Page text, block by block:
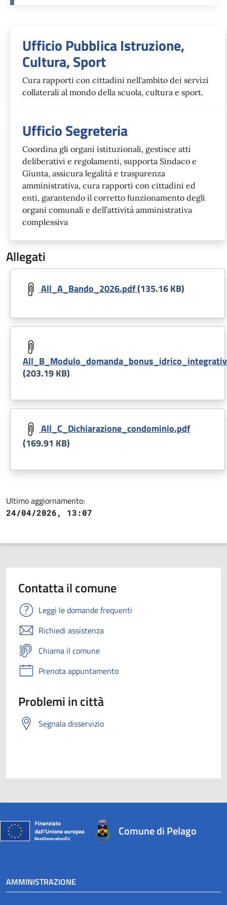
Unità organizzativa
Ufficio Pubblica Istruzione,
Cultura, Sport
Cura rapporti con cittadini nell'ambito dei servizi
collaterali al mondo della scuola, cultura e sport.
Ufficio Segreteria
Coordina gli organi istituzionali, gestisce atti
deliberativi e regolamenti, supporta Sindaco e
Giunta, assicura legalità e trasparenza
amministrativa, cura rapporti con cittadini ed
enti, garantendo il corretto funzionamento degli
organi comunali e dell’attività amministrativa
complessiva
Allegati
Document
All_A_Bando_2026.pdf(135.16 KB)
Document
(203.19 KB)
Document
All_C_Dichiarazione_condominio.pdf
(169.91 KB)
Ultimo aggiornamento:
24/04/2026, 13:07
Contatta il comune
Leggi le domande frequenti
Richiedi assistenza
Chiama il comune
Prenota appuntamento
Problemi in città
Segnala disservizio
Comune di Pelago
AMMINISTRAZIONE